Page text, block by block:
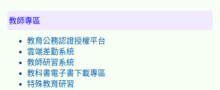
教師專區
教育公務認證授權平台
雲端差勤系統
教師研習系統
教科書電子書下載專區
特殊教育研習